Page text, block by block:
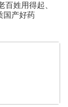
百姓用得起、
国产好药